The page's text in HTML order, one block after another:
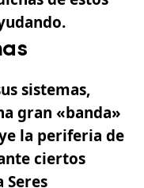
sistemas,
gran «banda»
la periferia de
ciertos
Seres